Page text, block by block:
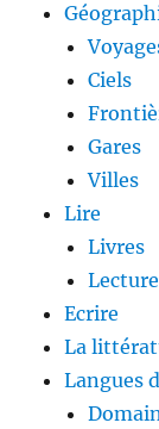
Ciels
Gares
Villes
Lire
Livres
Ecrire
La
Langues